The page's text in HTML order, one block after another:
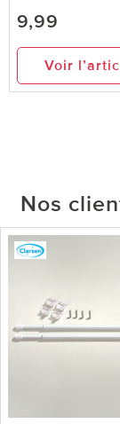
9,99
Voir
Nos